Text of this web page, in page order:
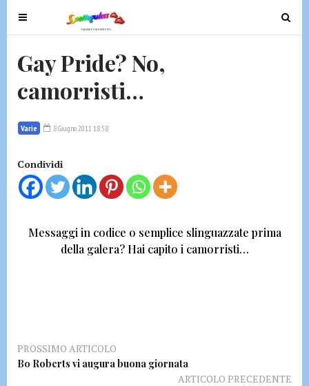
T
o
g
e
a
i
g
a
T
o
Gay Pride? No,
camorristi…
Varie 8 Giugno 2011 18:58
Condividi
Messaggi in codice o semplice slinguazzate prima
della galera? Hai capito i camorristi…
PROSSIMO ARTICOLO
Bo Roberts vi augura buona giornata
ARTICOLO PRECEDENTE